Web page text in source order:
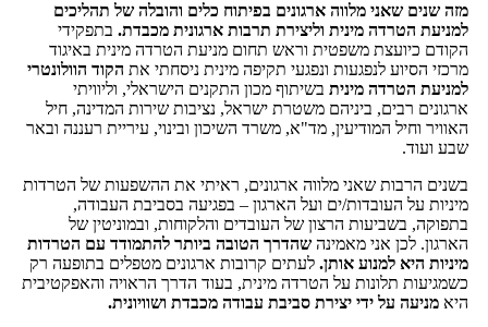
מזה שנים שאני מלווה ארגונים בפיתוח כלים והובלה של תהליכים
למניעת הטרדה מינית וליצירת תרבות ארגונית מכבדת. בתפקידי
הקודם כיועצת משפטית וראש תחום מניעת הטרדה מינית באיגוד
מרכזי הסיוע לנפגעות ונפגעי תקיפה מינית ניסחתי את הקוד הוולונטרי
למניעת הטרדה מינית בשיתוף מכון התקנים הישראלי, וליוויתי
ארגונים רבים, ביניהם משטרת ישראל, נציבות שירות המדינה, חיל
האוויר וחיל המודיעין, מד"א, משרד השיכון ובינוי, עיריית רעננה ובאר
שבע ועוד.
בשנים הרבות שאני מלווה ארגונים, ראיתי את ההשפעות של הטרדות
מיניות על העובדות/ים ועל הארגון – בפגיעה בסביבת העבודה,
בתפוקה, בשביעות הרצון של העובדים והלקוחות, ובמוניטין של
הארגון. לכן אני מאמינה שהדרך הטובה ביותר להתמודד עם הטרדות
מיניות היא למנוע אותן. לעתים קרובות ארגונים מטפלים בתופעה רק
כשמגיעות תלונות על הטרדה מינית, בעוד הדרך הראויה והאפקטיבית
היא מניעה על ידי יצירת סביבת עבודה מכבדת ושוויונית.